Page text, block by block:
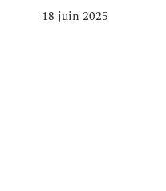
18 juin 2025